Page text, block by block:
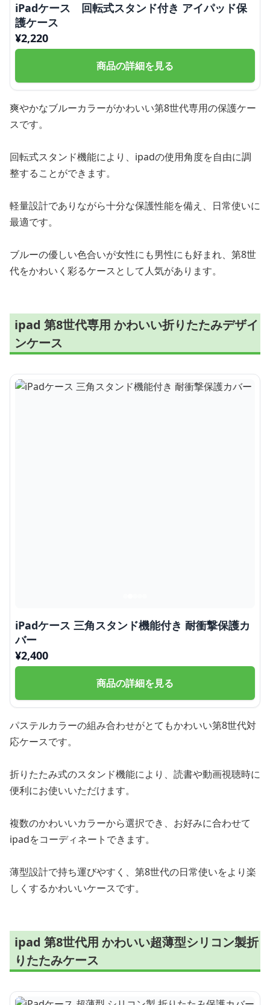
iPadケース 回転式スタンド付き アイパッド保
護ケース
¥2,220
商品の詳細を見る
爽やかなブルーカラーがかわいい第8世代専用の保護ケー
スです。
回転式スタンド機能により、ipadの使用角度を自由に調
整することができます。
軽量設計でありながら十分な保護性能を備え、日常使いに
最適です。
ブルーの優しい色合いが女性にも男性にも好まれ、第8世
代をかわいく彩るケースとして人気があります。
ipad 第8世代専用 かわいい折りたたみデザイ
ンケース
iPadケース 三角スタンド機能付き 耐衝撃保護カ
バー
¥2,400
商品の詳細を見る
パステルカラーの組み合わせがとてもかわいい第8世代対
応ケースです。
折りたたみ式のスタンド機能により、読書や動画視聴時に
便利にお使いいただけます。
複数のかわいいカラーから選択でき、お好みに合わせて
ipadをコーディネートできます。
薄型設計で持ち運びやすく、第8世代の日常使いをより楽
しくするかわいいケースです。
ipad 第8世代用 かわいい超薄型シリコン製折
りたたみケース